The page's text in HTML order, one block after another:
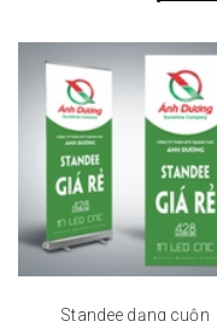
Standee dạng cuộn